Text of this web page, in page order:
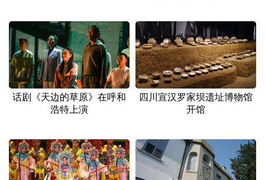
话剧《天边的草原》在呼和
浩特上演
四川宣汉罗家坝遗址博物馆
开馆